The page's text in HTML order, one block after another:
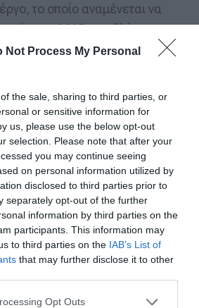
Not Process My Personal
the sale, sharing to third parties, or
or sensitive information for
us, please use the below opt-out
selection. Please note that after your
you may continue seeing
on personal information utilized by
disclosed to third parties prior to
separately opt-out of the further
information by third parties on the
participants. This information may
to third parties on the IAB’s List of
that may further disclose it to other
Opt Outs
το οποίο αναμένεται να
του 2025, προβλέπει:
πλατφόρμας για τη
της καταχώρησης και
πράξεων.
άλλα συστήματα του Δημοσίου,
μεγαλύτερη διαφάνεια και
θα επιλύσει τις υφιστάμενες
Κτηματολογικού Γραφείου
και του Υποκαταστήματος Κω,